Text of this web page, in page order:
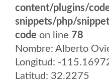
content/plugins/
snippets/php/
code on line 78
Nombre: Alberto
Longitud: -
Latitud: 32.2275